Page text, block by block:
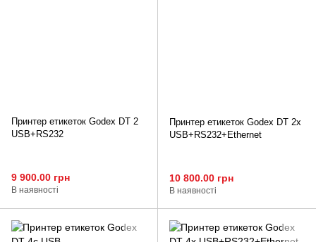
Принтер етикеток Godex DT 2
USB+RS232
9 900.00 грн
В наявності
Принтер етикеток Godex DT 2х
USB+RS232+Ethernet
10 800.00 грн
В наявності